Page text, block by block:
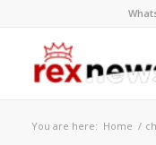
You are here: Home /